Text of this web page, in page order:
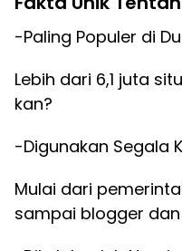
-Paling Populer di
Lebih dari 6,1 juta
kan?
-Digunakan Segala
Mulai dari
sampai blogger dan